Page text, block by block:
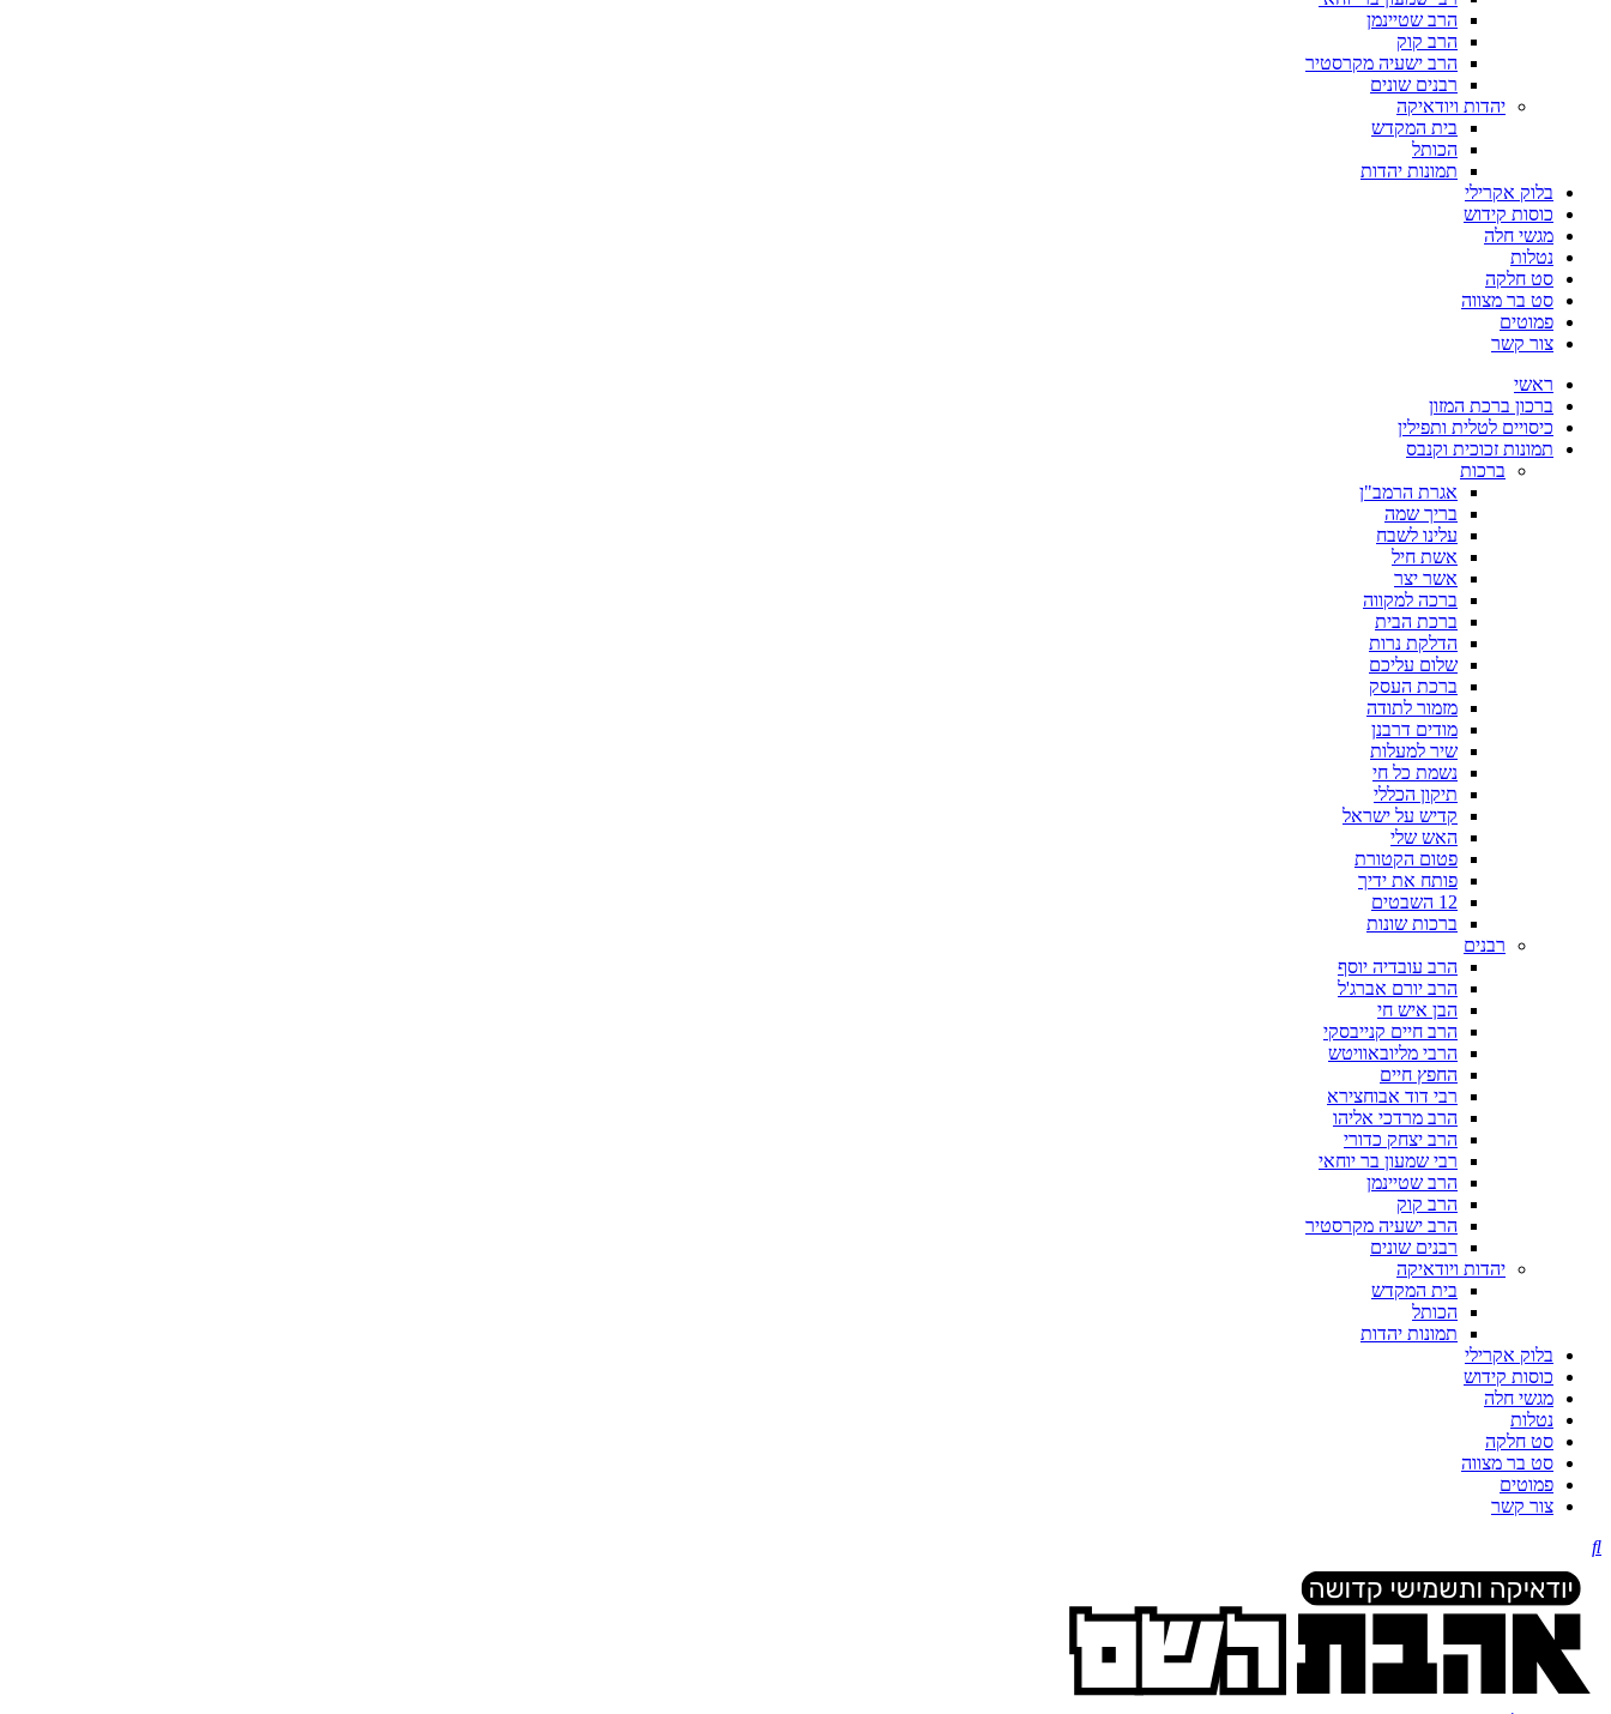
הרב שטיינמן
הרב קוק
הרב ישעיה מקרסטיר
רבנים שונים
יהדות ויודאיקה
בית המקדש
הכותל
תמונות יהדות
בלוק אקרילי
כוסות קידוש
מגשי חלה
נטלות
סט חלקה
סט בר מצווה
פמוטים
צור קשר
ראשי
ברכון ברכת המזון
כיסויים לטלית ותפילין
תמונות זכוכית וקנבס
ברכות
אגרת הרמב"ן
בריך שמה
עלינו לשבח
אשת חיל
אשר יצר
ברכה למקווה
ברכת הבית
הדלקת נרות
שלום עליכם
ברכת העסק
מזמור לתודה
מודים דרבנן
שיר למעלות
נשמת כל חי
תיקון הכללי
קדיש על ישראל
האש שלי
פטום הקטורת
פותח את ידיך
12 השבטים
ברכות שונות
רבנים
הרב עובדיה יוסף
הרב יורם אברג'ל
הבן איש חי
הרב חיים קנייבסקי
הרבי מליובאוויטש
החפץ חיים
רבי דוד אבוחצירא
הרב מרדכי אליהו
הרב יצחק כדורי
רבי שמעון בר יוחאי
הרב שטיינמן
הרב קוק
הרב ישעיה מקרסטיר
רבנים שונים
יהדות ויודאיקה
בית המקדש
הכותל
תמונות יהדות
בלוק אקרילי
כוסות קידוש
מגשי חלה
נטלות
סט חלקה
סט בר מצווה
פמוטים
צור קשר